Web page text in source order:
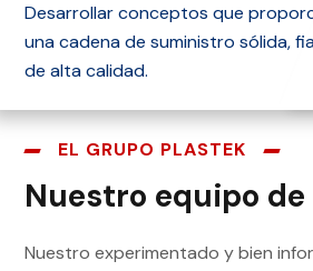
Desarrollar conceptos que
una cadena de suministro sólida,
de alta calidad.
EL GRUPO PLASTEK
Nuestro equipo
Nuestro experimentado y bien